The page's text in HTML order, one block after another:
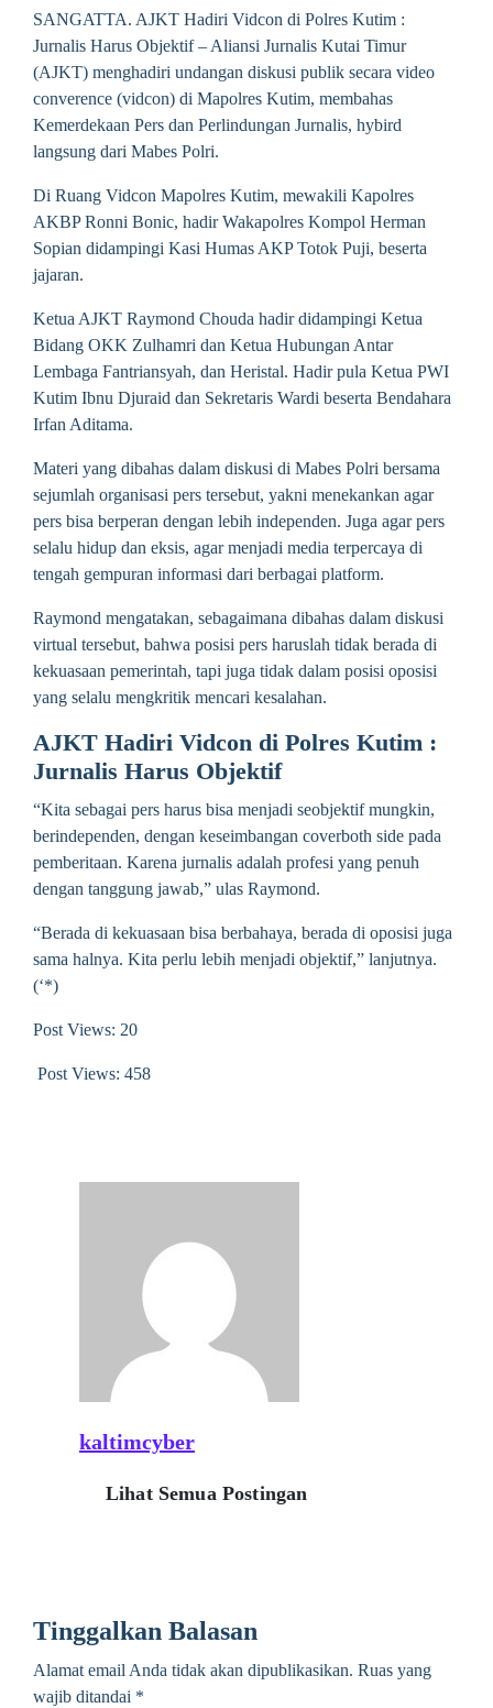
SANGATTA. AJKT Hadiri Vidcon di Polres Kutim :
Jurnalis Harus Objektif – Aliansi Jurnalis Kutai Timur
(AJKT) menghadiri undangan diskusi publik secara video
converence (vidcon) di Mapolres Kutim, membahas
Kemerdekaan Pers dan Perlindungan Jurnalis, hybird
langsung dari Mabes Polri.
Di Ruang Vidcon Mapolres Kutim, mewakili Kapolres
AKBP Ronni Bonic, hadir Wakapolres Kompol Herman
Sopian didampingi Kasi Humas AKP Totok Puji, beserta
jajaran.
Ketua AJKT Raymond Chouda hadir didampingi Ketua
Bidang OKK Zulhamri dan Ketua Hubungan Antar
Lembaga Fantriansyah, dan Heristal. Hadir pula Ketua PWI
Kutim Ibnu Djuraid dan Sekretaris Wardi beserta Bendahara
Irfan Aditama.
Materi yang dibahas dalam diskusi di Mabes Polri bersama
sejumlah organisasi pers tersebut, yakni menekankan agar
pers bisa berperan dengan lebih independen. Juga agar pers
selalu hidup dan eksis, agar menjadi media terpercaya di
tengah gempuran informasi dari berbagai platform.
Raymond mengatakan, sebagaimana dibahas dalam diskusi
virtual tersebut, bahwa posisi pers haruslah tidak berada di
kekuasaan pemerintah, tapi juga tidak dalam posisi oposisi
yang selalu mengkritik mencari kesalahan.
AJKT Hadiri Vidcon di Polres Kutim :
Jurnalis Harus Objektif
“Kita sebagai pers harus bisa menjadi seobjektif mungkin,
berindependen, dengan keseimbangan coverboth side pada
pemberitaan. Karena jurnalis adalah profesi yang penuh
dengan tanggung jawab,” ulas Raymond.
“Berada di kekuasaan bisa berbahaya, berada di oposisi juga
sama halnya. Kita perlu lebih menjadi objektif,” lanjutnya.
(‘*)
Post Views: 20
Post Views: 458
kaltimcyber
Lihat Semua Postingan
Tinggalkan Balasan
Alamat email Anda tidak akan dipublikasikan. Ruas yang
wajib ditandai *